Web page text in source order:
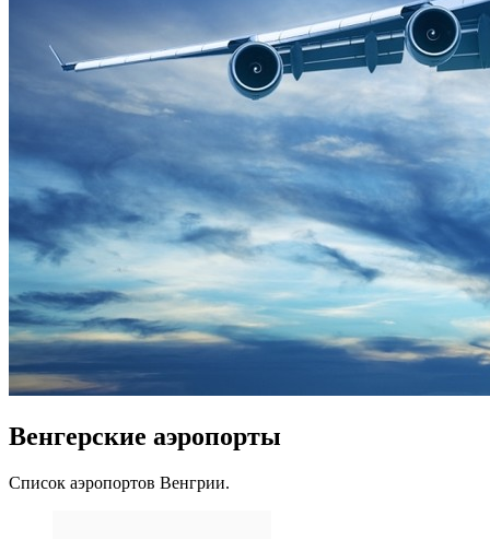
Венгерские аэропорты
Список аэропортов Венгрии.